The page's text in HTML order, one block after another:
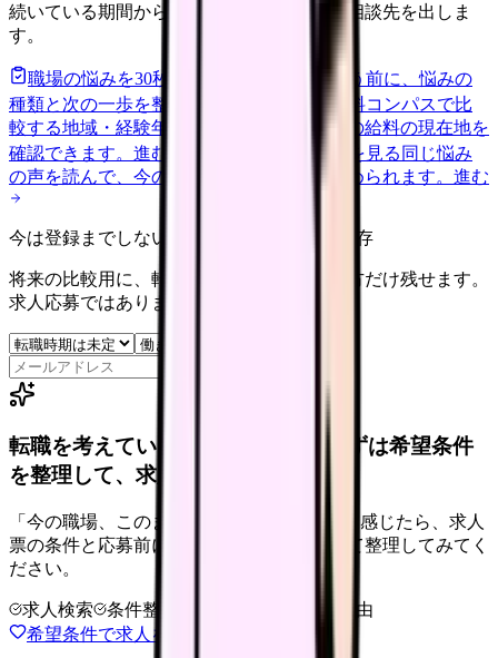
続いている期間から、次に見るべき記事と相談先を出しま
す。
職場の悩みを30秒で診断
辞めるべきか迷う前に、悩みの
種類と次の一歩を整理します。
給料コンパスで比
較する地域・経験年数・施設形態から、今の給料の現在地を
確認できます。 進む 匿名掲示板で本音を見る 同じ悩み
の声を読んで、今の職場だけの問題か確かめられます。 進む
今は登録までしない人向け: 希望条件だけ保存
将来の比較用に、転職時期と気になる働き方だけ残せます。
求人応募ではありません。
転職を考えている看護師さんへ。まずは希望条件
を整理して、求人を見比べられます。
「今の職場、このままでいいのかな...」そう感じたら、求人
票の条件と応募前に確認したい不安を分けて整理してみてく
ださい。
求人検索 条件整理
退会自由
希望条件で求人を探す